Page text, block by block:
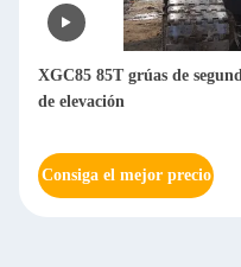
XGC85 85T grúas de
de elevación
Consiga el mejor precio